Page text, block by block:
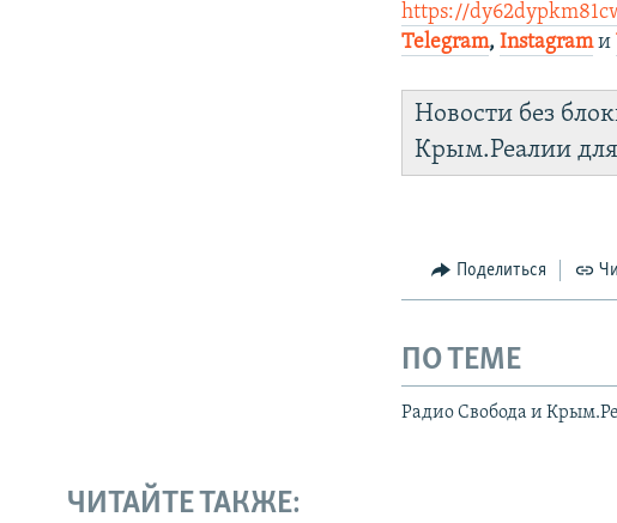
https://
Telegram,Instagramи
Новости без
Крым.Реалии
Поделиться
ПО ТЕМЕ
Радио Свобода и
ЧИТАЙТЕ ТАКЖЕ: